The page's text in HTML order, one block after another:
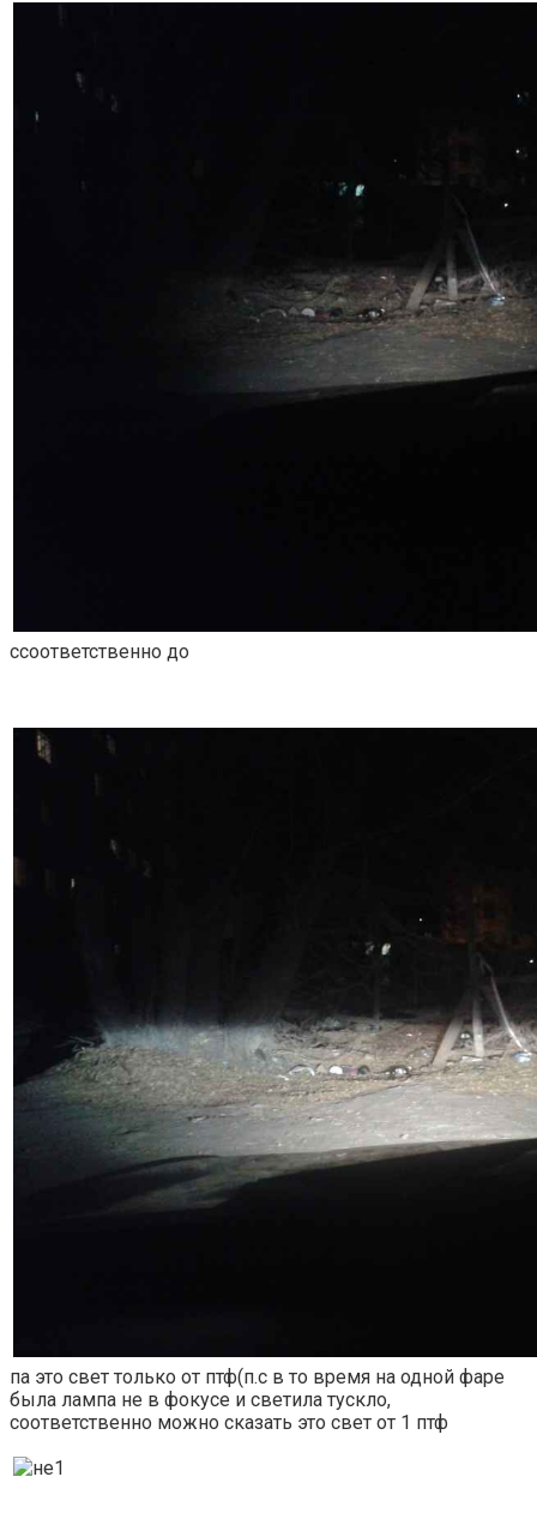
ссоответственно до
па это свет только от птф(п.с в то время на одной фаре
была лампа не в фокусе и светила тускло,
соответственно можно сказать это свет от 1 птф